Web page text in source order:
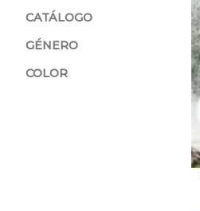
CATÁLOGO
GÉNERO
COLOR